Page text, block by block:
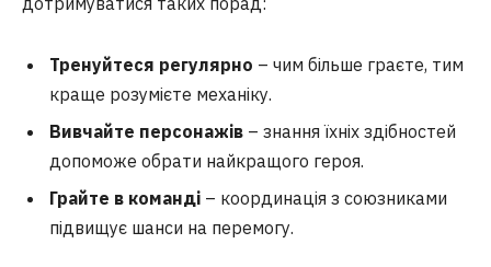
Тренуйтеся регулярно – чим більше граєте, тим
краще розумієте механіку.
Вивчайте персонажів – знання їхніх здібностей
допоможе обрати найкращого героя.
Грайте в команді – координація з союзниками
підвищує шанси на перемогу.